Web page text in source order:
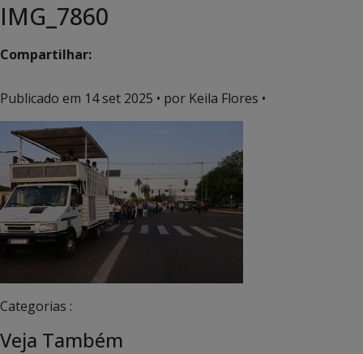
IMG_7860
Compartilhar:
Publicado em 14 set 2025 • por Keila Flores •
Categorias :
Veja Também